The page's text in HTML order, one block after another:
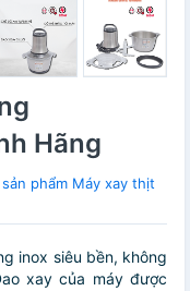
Hãng
phẩm Máy xay thịt
inox siêu bền, không
xay của máy được